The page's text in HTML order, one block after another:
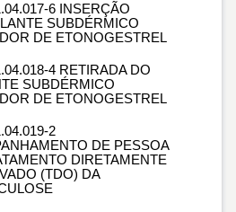
6 INSERÇÃO
SUBDÉRMICO
DE ETONOGESTREL
4 RETIRADA DO
SUBDÉRMICO
DE ETONOGESTREL
2
DE PESSOA
DIRETAMENTE
(TDO) DA